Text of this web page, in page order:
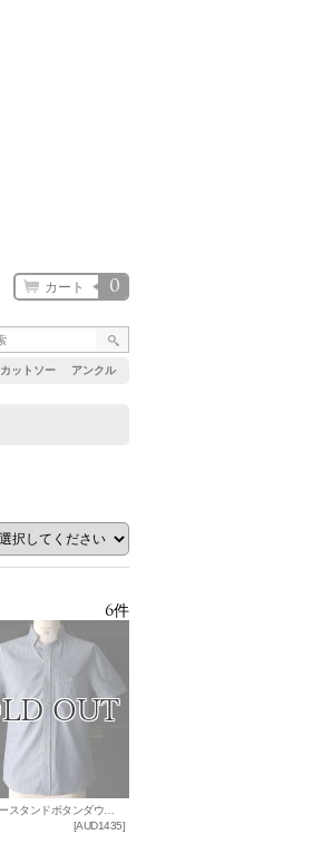
カットソー アンクル
0
カート
6件
[AUD1435]